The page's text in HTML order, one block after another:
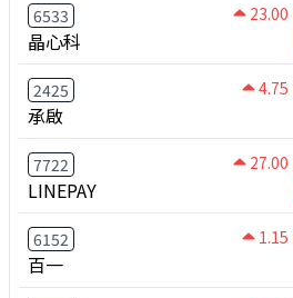
6533 23.00
晶心科
2425 4.75
承啟
7722 27.00
LINEPAY
6152 1.15
百一